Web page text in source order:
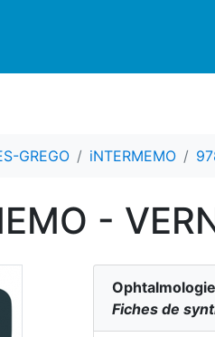
GREGO iNTERMEMO
-
Ophtalmologie
Fiches de